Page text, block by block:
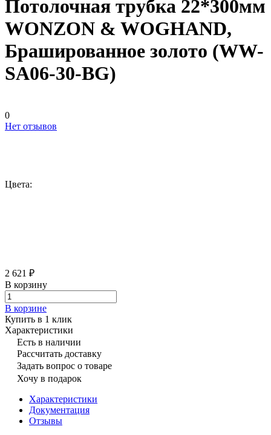
Потолочная трубка 22*300мм
WONZON & WOGHAND,
Брашированное золото (WW-
SA06-30-BG)
0
Нет отзывов
Цвета:
2 621 ₽
В корзину
В корзине
Купить в 1 клик
Характеристики
Есть в наличии
Рассчитать доставку
Задать вопрос о товаре
Хочу в подарок
Характеристики
Документация
Отзывы